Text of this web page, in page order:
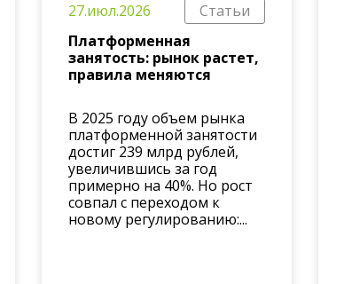
27.июл.2026
Статьи
Платформенная
занятость: рынок растет,
правила меняются
В 2025 году объем рынка
платформенной занятости
достиг 239 млрд рублей,
увеличившись за год
примерно на 40%. Но рост
совпал с переходом к
новому регулированию:...